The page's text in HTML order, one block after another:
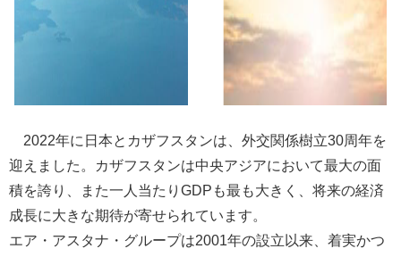
2022年に日本とカザフスタンは、外交関係樹立30周年を
迎えました。カザフスタンは中央アジアにおいて最大の面
積を誇り、また一人当たりGDPも最も大きく、将来の経済
成長に大きな期待が寄せられています。
エア・アスタナ・グループは2001年の設立以来、着実かつ